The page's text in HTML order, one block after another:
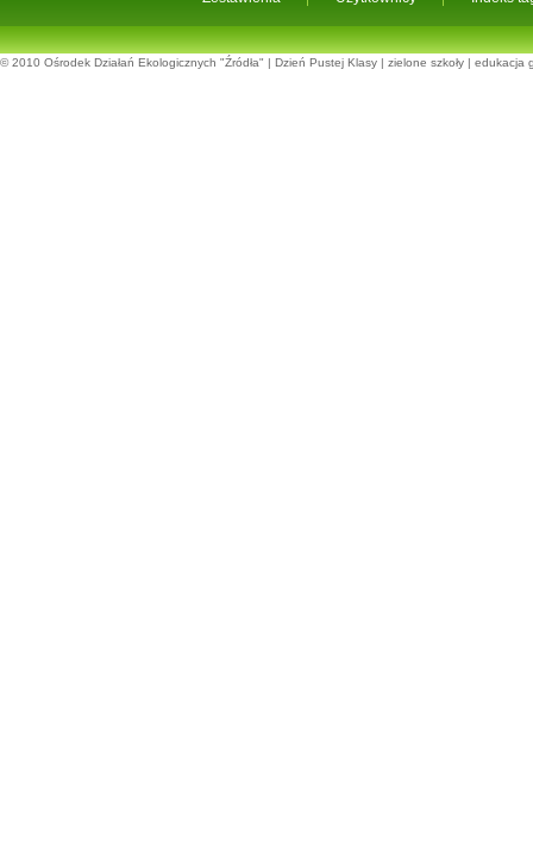
© 2010 Ośrodek Działań Ekologicznych "Źródła" | Dzień Pustej Klasy | zielone szkoły | edukacja